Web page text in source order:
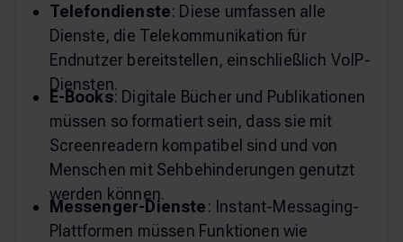
Telefondienste: Diese umfassen alle
Dienste, die Telekommunikation für
Endnutzer bereitstellen, einschließlich VoIP-
Diensten.
E-Books: Digitale Bücher und Publikationen
müssen so formatiert sein, dass sie mit
Screenreadern kompatibel sind und von
Menschen mit Sehbehinderungen genutzt
werden können.
Messenger-Dienste: Instant-Messaging-
Plattformen müssen Funktionen wie